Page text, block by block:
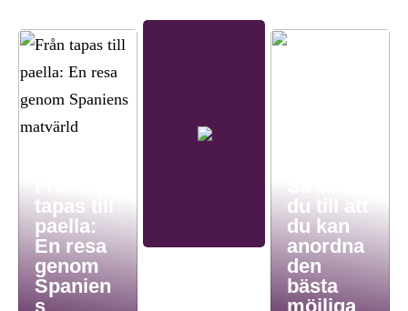
tapas till
paella:
En resa
genom
Spanien
s
du till att
du kan
anordna
den
bästa
möjliga